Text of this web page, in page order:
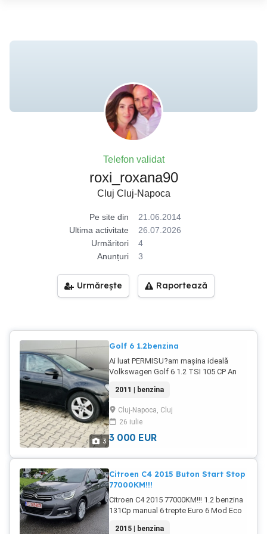
Telefon validat
roxi_roxana90
Cluj Cluj-Napoca
Pe site din
21.06.2014
Ultima activitate
26.07.2026
Urmăritori
4
Anunțuri
3
Urmărește Raportează
3
Golf 6 1.2benzina
Ai luat PERMISU?am mașina ideală
Volkswagen Golf 6 1.2 TSI 105 CP An
Euro 5 Climatronic Scaune încălzite
4XGeamuri electrice Oglinzi electrice
încălzite Senzori parcare fata spate cu
afișaj Media AUX USB CD Radio original
VW Asistență la pornire în rampa Jante
centralizata Cornering lights Volan piele
Pilot automat Carte service 2999
necesita atenție la aripii
2011 | benzina
Cluj-Napoca, Cluj
26 iulie
3 000 EUR
Citroen C4 2015 Buton Start Stop
77000KM!!!
Citroen C4 2015 77000KM!!! 1.2 benzina
131Cp manual 6 trepte Euro 6 Mod Eco
Go Interior piele +alcantara +material
2015 | benzina